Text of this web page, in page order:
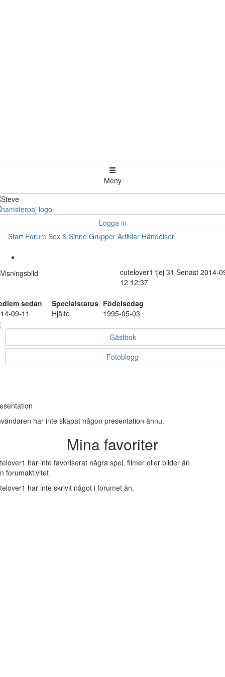
Meny
Logga in
Start Forum Sex & Sinne Grupper Artiklar Händelser
cutelover1 tjej 31 Senast 2014-
12 12:37
sedan Specialstatus Födelsedag
09-11
Hjälte 1995-05-03
Gästbok
Fotoblogg
har inte skapat någon presentation ännu.
Mina favoriter
har inte favoriserat några spel, filmer eller bilder än.
forumaktivitet
har inte skrivit något i forumet än.